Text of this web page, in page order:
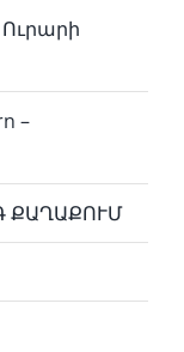
–
ՔԱՂԱՔՈՒՄ